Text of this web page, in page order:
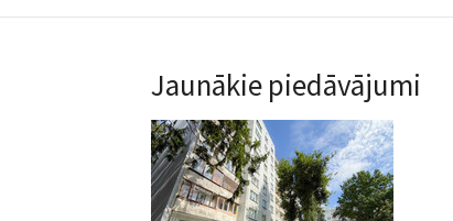
Jaunākie piedāvājumi